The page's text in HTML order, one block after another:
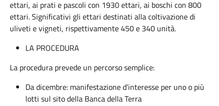
ettari, ai prati e pascoli con 1930 ettari, ai boschi con 800
ettari. Significativi gli ettari destinati alla coltivazione di
uliveti e vigneti, rispettivamente 450 e 340 unità.
LA PROCEDURA
La procedura prevede un percorso semplice:
Da dicembre: manifestazione d’interesse per uno o più
lotti sul sito della Banca della Terra